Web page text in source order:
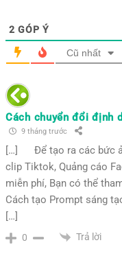
2 GÓP Ý
Cũ nhất
Cách chuyển đổi định
9 tháng trước
[…] Để tạo ra các bức
clip Tiktok, Quảng cáo
miễn phí, Bạn có thể
Cách tạo Prompt sáng
[…]
0 Trả lời